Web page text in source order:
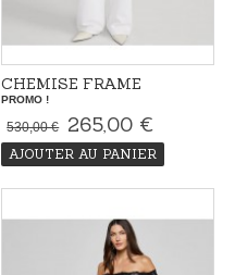
CHEMISE FRAME
PROMO !
530,00 € 265,00 €
AJOUTER AU PANIER